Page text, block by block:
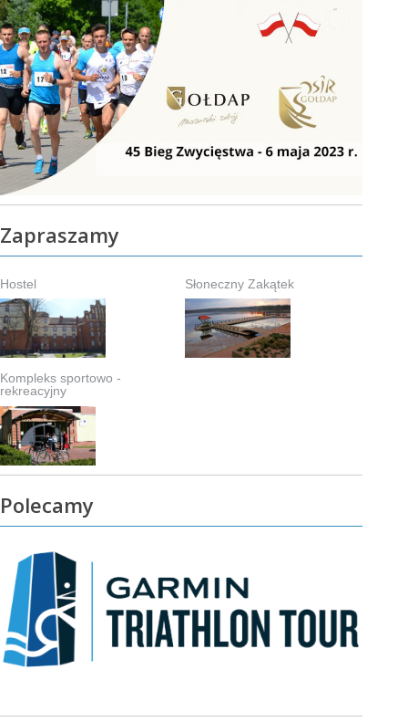
Zapraszamy
Hostel Słoneczny Zakątek
Kompleks sportowo -
rekreacyjny
Polecamy